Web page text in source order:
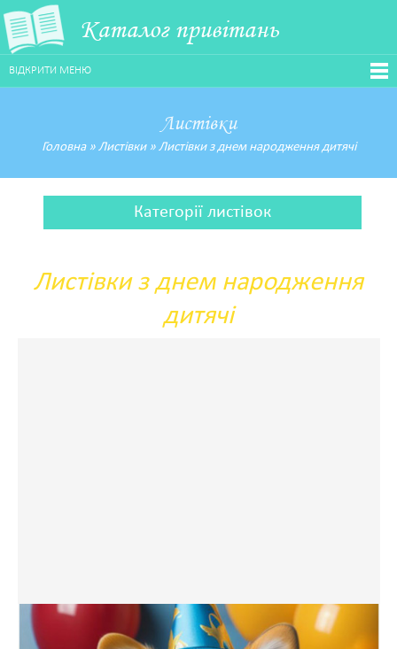
Каталог привітань
ВІДКРИТИ МЕНЮ
Листівки
Головна» Листівки» Листівки з днем народження дитячі
Категорії листівок
Листівки з днем народження
дитячі